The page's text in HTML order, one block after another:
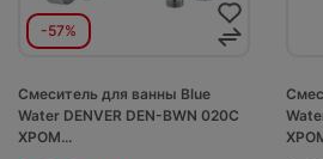
-57%
Смеситель для ванны Blue
Water DENVER DEN-BWN 020C
ХРОМ...